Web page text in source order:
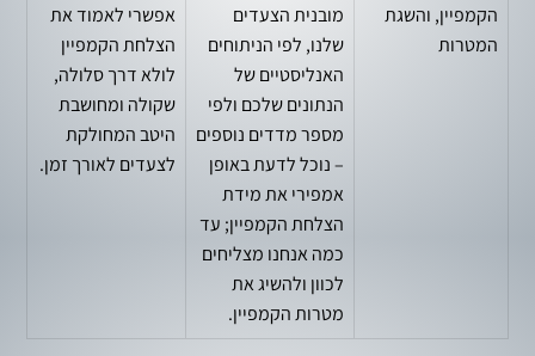
הקמפיין, והשגת
המטרות
מובנית הצעדים
שלנו, לפי הניתוחים
האנליסטיים של
הנתונים שלכם ולפי
מספר מדדים נוספים
– נוכל לדעת באופן
אמפירי את מידת
הצלחת הקמפיין; עד
כמה אנחנו מצליחים
לכוון ולהשיג את
מטרות הקמפיין.
אפשרי לאמוד את
הצלחת הקמפיין
לולא דרך סלולה,
שקולה ומחושבת
היטב המחולקת
לצעדים לאורך זמן.